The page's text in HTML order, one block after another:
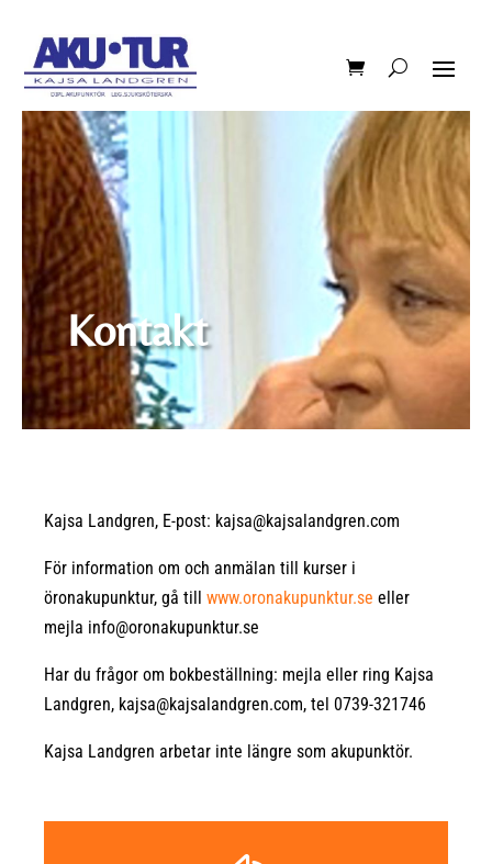
Kontakt
Kajsa Landgren, E-post: kajsa@kajsalandgren.com
För information om och anmälan till kurser i
öronakupunktur, gå tillwww.oronakupunktur.se eller
mejla info@oronakupunktur.se
Har du frågor om bokbeställning: mejla eller ring Kajsa
Landgren, kajsa@kajsalandgren.com, tel 0739-321746
Kajsa Landgren arbetar inte längre som akupunktör.